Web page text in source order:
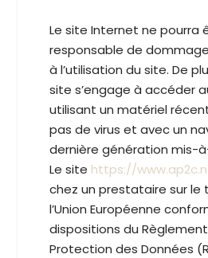
Le site Internet ne pourra
responsable de
à l’utilisation du site. De
site s’engage à accéder
utilisant un matériel
pas de virus et avec un
dernière génération mis-
Le site https://
chez un prestataire sur le
l’Union Européenne
dispositions du
Protection des Données